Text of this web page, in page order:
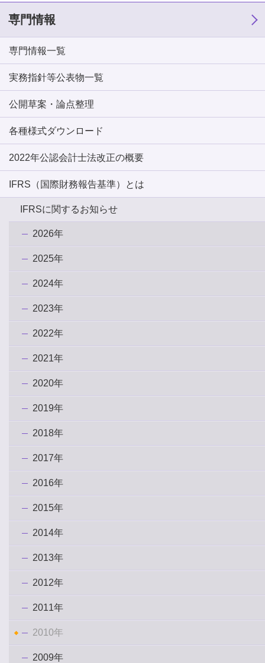
専門情報
専門情報一覧
実務指針等公表物一覧
公開草案・論点整理
各種様式ダウンロード
2022年公認会計士法改正の概要
IFRS（国際財務報告基準）とは
IFRSに関するお知らせ
2026年
2025年
2024年
2023年
2022年
2021年
2020年
2019年
2018年
2017年
2016年
2015年
2014年
2013年
2012年
2011年
2010年
2009年